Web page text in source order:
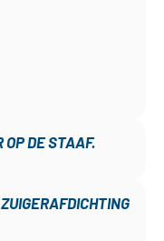
OP DE STAAF.